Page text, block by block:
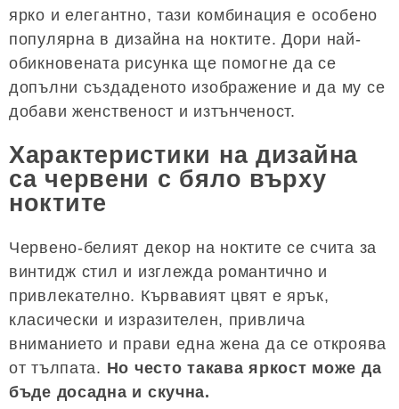
ярко и елегантно, тази комбинация е особено
популярна в дизайна на ноктите. Дори най-
обикновената рисунка ще помогне да се
допълни създаденото изображение и да му се
добави женственост и изтънченост.
Характеристики на дизайна
са червени с бяло върху
ноктите
Червено-белият декор на ноктите се счита за
винтидж стил и изглежда романтично и
привлекателно. Кървавият цвят е ярък,
класически и изразителен, привлича
вниманието и прави една жена да се откроява
от тълпата. Но често такава яркост може да
бъде досадна и скучна.